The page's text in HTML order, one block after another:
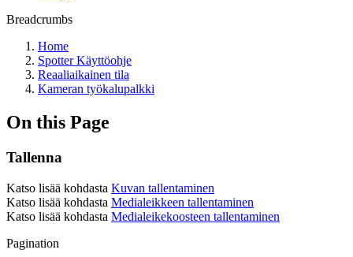
Breadcrumbs
Home
Spotter Käyttöohje
Reaaliaikainen tila
Kameran työkalupalkki
On this Page
Tallenna
Katso lisää kohdasta Kuvan tallentaminen
Katso lisää kohdasta Medialeikkeen tallentaminen
Katso lisää kohdasta Medialeikekoosteen tallentaminen
Pagination